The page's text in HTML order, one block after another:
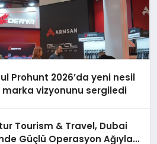
Prohunt 2026’da yeni nesil
vizyonunu sergiledi
Tourism & Travel, Dubai
Güçlü Operasyon Ağıyla